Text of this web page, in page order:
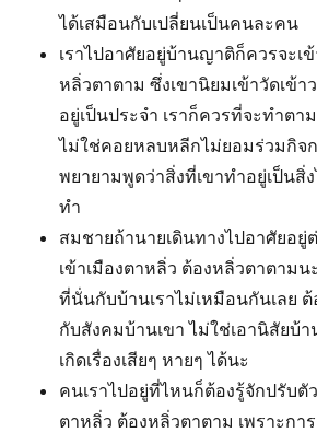
ได้เสมือนกับเปลี่ยนเป็นคนละคน
เราไปอาศัยอยู่บ้านญาติก็ควรจะเ
หลิ่วตาตาม ซึ่งเขานิยมเข้าวัดเข้
อยู่เป็นประจำ เราก็ควรที่จะทำตา
ไม่ใช่คอยหลบหลีกไม่ยอมร่วมกิจ
พยายามพูดว่าสิ่งที่เขาทำอยู่เป็นสิ่
ทำ
สมชายถ้านายเดินทางไปอาศัยอยู่
เข้าเมืองตาหลิ่ว ต้องหลิ่วตาตาม
ที่นั่นกับบ้านเราไม่เหมือนกันเลย ต้
กับสังคมบ้านเขา ไม่ใช่เอานิสัยบ้า
เกิดเรื่องเสียๆ หายๆ ได้นะ
คนเราไปอยู่ที่ไหนก็ต้องรู้จักปรับตั
ตาหลิ่ว ต้องหลิ่วตาตาม เพราะกา